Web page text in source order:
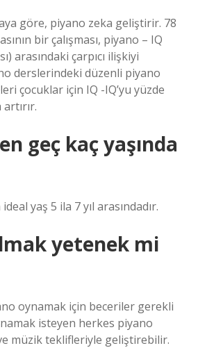
göre, piyano zeka geliştirir. 78
bir çalışması, piyano – IQ
arasındaki çarpıcı ilişkiyi
derslerindeki düzenli piyano
çocuklar için IQ -IQ’yu yüzde
geç kaç yaşında
yaş 5 ila 7 yıl arasındadır.
yetenek mi
oynamak için beceriler gerekli
isteyen herkes piyano
müzik teklifleriyle geliştirebilir.